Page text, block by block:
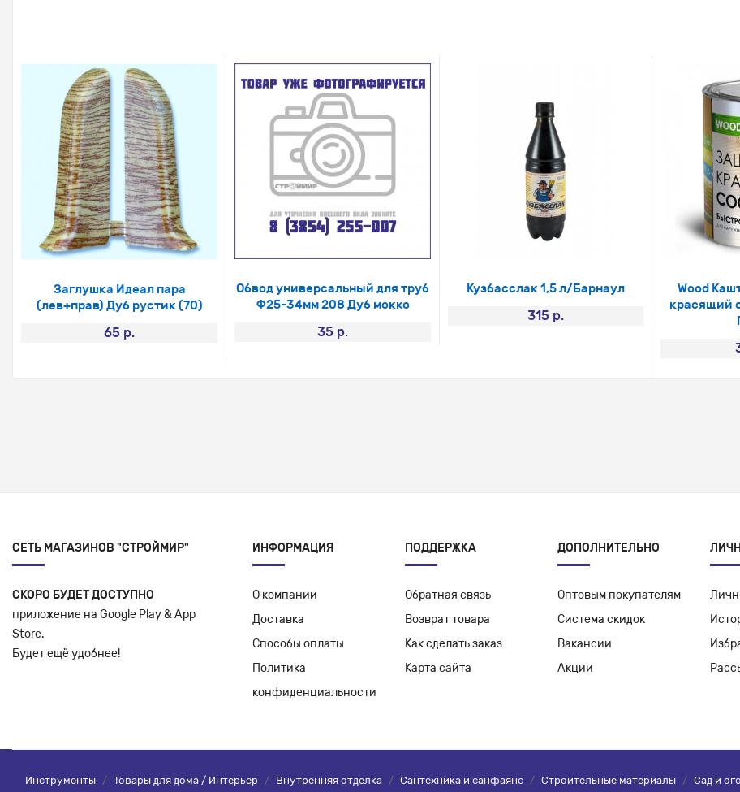
Заглушка Идеал пара
(лев+прав) Дуб рустик (70)
65 р.
Обвод универсальный для труб
Ф25-34мм 208 Дуб мокко
35 р.
Кузбасслак 1,5 л/Барнаул
315 р.
Wood
красящий
СЕТЬ МАГАЗИНОВ "СТРОЙМИР"
СКОРО БУДЕТ ДОСТУПНО
приложение на Google Play & App
Store.
Будет ещё удобнее!
ИНФОРМАЦИЯ
О компании
Доставка
Способы оплаты
Политика
конфиденциальности
ПОДДЕРЖКА
Обратная связь
Возврат товара
Как сделать заказ
Карта сайта
ДОПОЛНИТЕЛЬНО
Оптовым покупателям
Система скидок
Вакансии
Акции
Инструменты / Товары для дома / Интерьер / Внутренняя отделка / Сантехника и санфаянс / Строительные материалы / Сад и